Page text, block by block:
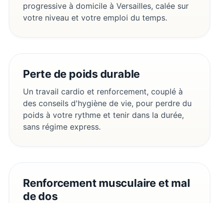
progressive à domicile à Versailles, calée sur
votre niveau et votre emploi du temps.
Perte de poids durable
Un travail cardio et renforcement, couplé à
des conseils d'hygiène de vie, pour perdre du
poids à votre rythme et tenir dans la durée,
sans régime express.
Renforcement musculaire et mal
de dos